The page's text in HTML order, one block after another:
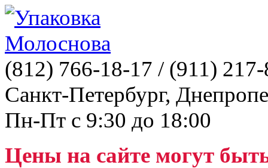
(812) 766-18-17 / (911)
Санкт-Петербург,
Пн-Пт с 9:30 до 18:00
Цены на сайте могут